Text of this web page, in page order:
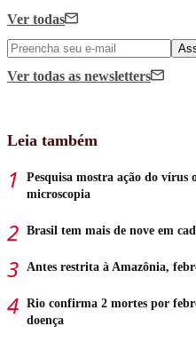
Ver todas
Ver todas as newsletters
Leia também
Pesquisa mostra ação do vírus
microscopia
Brasil tem mais de nove em
Antes restrita à Amazônia,
Rio confirma 2 mortes por
doença